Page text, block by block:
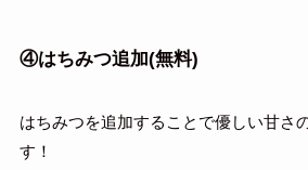
④はちみつ追加(無料)
はちみつを追加することで優しい甘さ
す！